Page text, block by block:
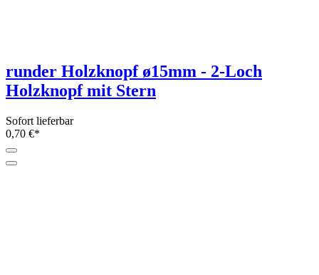
runder Holzknopf ø15mm - 2-Loch
Holzknopf mit Stern
Sofort lieferbar
0,70 €*